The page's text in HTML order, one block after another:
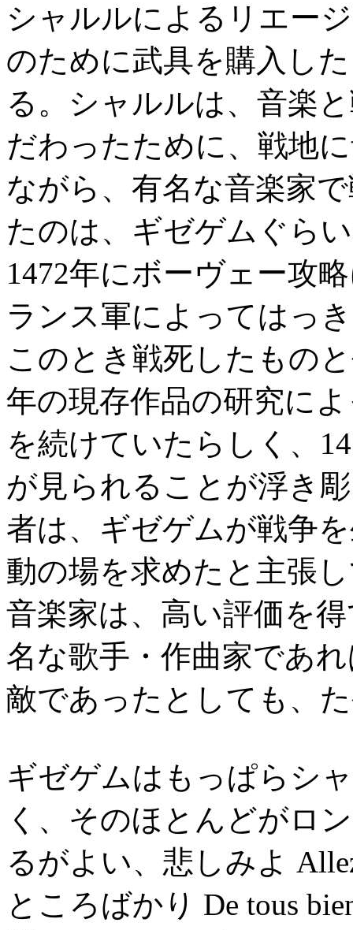
シャルルによるリエー
のために武具を購入し
る。シャルルは、音楽
だわったために、戦地
ながら、有名な音楽家
たのは、ギゼゲムぐら
1472年にボーヴェー攻
ランス軍によってはっ
このとき戦死したもの
年の現存作品の研究に
を続けていたらしく、
が見られることが浮き
者は、ギゼゲムが戦争
動の場を求めたと主張
音楽家は、高い評価を
名な歌手・作曲家であ
敵であったとしても、
ギゼゲムはもっぱらシ
く、そのほとんどがロ
るがよい、悲しみよ
ところばかり De tous